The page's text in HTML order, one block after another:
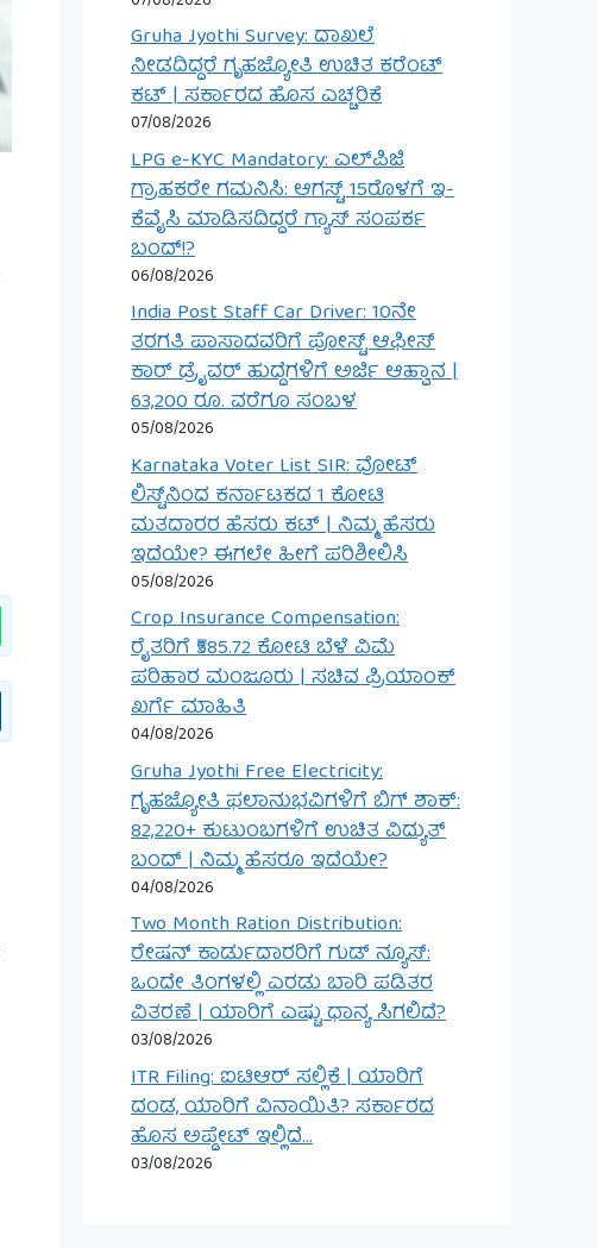
Gruha Jyothi Survey: ದಾಖಲೆ
ನೀಡದಿದ್ದರೆ ಗೃಹಜ್ಯೋತಿ ಉಚಿತ ಕರೆಂಟ್
ಕಟ್ | ಸರ್ಕಾರದ ಹೊಸ ಎಚ್ಚರಿಕೆ
07/08/2026
LPG e-KYC Mandatory: ಎಲ್‌ಪಿಜಿ
ಗ್ರಾಹಕರೇ ಗಮನಿಸಿ: ಆಗಸ್ಟ್ 15ರೊಳಗೆ ಇ-
ಕೆವೈಸಿ ಮಾಡಿಸದಿದ್ದರೆ ಗ್ಯಾಸ್ ಸಂಪರ್ಕ
ಬಂದ್!?
06/08/2026
India Post Staff Car Driver: 10ನೇ
ತರಗತಿ ಪಾಸಾದವರಿಗೆ ಪೋಸ್ಟ್ ಆಫೀಸ್
ಕಾರ್ ಡ್ರೈವರ್ ಹುದ್ದೆಗಳಿಗೆ ಅರ್ಜಿ ಆಹ್ವಾನ |
63,200 ರೂ. ವರೆಗೂ ಸಂಬಳ
05/08/2026
Karnataka Voter List SIR: ವೋಟ್
ಲಿಸ್ಟ್‌ನಿಂದ ಕರ್ನಾಟಕದ 1 ಕೋಟಿ
ಮತದಾರರ ಹೆಸರು ಕಟ್ | ನಿಮ್ಮ ಹೆಸರು
ಇದೆಯೇ? ಈಗಲೇ ಹೀಗೆ ಪರಿಶೀಲಿಸಿ
05/08/2026
Crop Insurance Compensation:
ರೈತರಿಗೆ ₹585.72 ಕೋಟಿ ಬೆಳೆ ವಿಮೆ
ಪರಿಹಾರ ಮಂಜೂರು | ಸಚಿವ ಪ್ರಿಯಾಂಕ್
ಖರ್ಗೆ ಮಾಹಿತಿ
04/08/2026
Gruha Jyothi Free Electricity:
ಗೃಹಜ್ಯೋತಿ ಫಲಾನುಭವಿಗಳಿಗೆ ಬಿಗ್ ಶಾಕ್:
82,220+ ಕುಟುಂಬಗಳಿಗೆ ಉಚಿತ ವಿದ್ಯುತ್
ಬಂದ್ | ನಿಮ್ಮ ಹೆಸರೂ ಇದೆಯೇ?
04/08/2026
Two Month Ration Distribution:
ರೇಷನ್ ಕಾರ್ಡುದಾರರಿಗೆ ಗುಡ್ ನ್ಯೂಸ್:
ಒಂದೇ ತಿಂಗಳಲ್ಲಿ ಎರಡು ಬಾರಿ ಪಡಿತರ
ವಿತರಣೆ | ಯಾರಿಗೆ ಎಷ್ಟು ಧಾನ್ಯ ಸಿಗಲಿದೆ?
03/08/2026
ITR Filing: ಐಟಿಆರ್ ಸಲ್ಲಿಕೆ | ಯಾರಿಗೆ
ದಂಡ, ಯಾರಿಗೆ ವಿನಾಯಿತಿ? ಸರ್ಕಾರದ
ಹೊಸ ಅಪ್ಡೇಟ್ ಇಲ್ಲಿದೆ…
03/08/2026